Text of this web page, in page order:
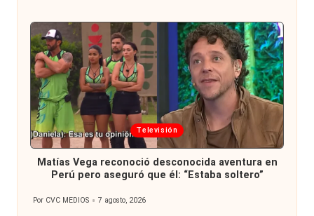
Publicada
en
Televisión
Matías Vega reconoció desconocida aventura en
Perú pero aseguró que él: “Estaba soltero”
Publicado
Por CVC MEDIOS 7 agosto, 2026